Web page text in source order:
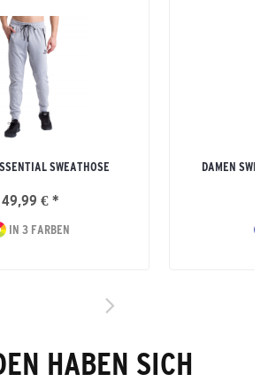
SWEATHOSE
49,99 € *
IN 3 FARBEN
DAMEN
HABEN SICH